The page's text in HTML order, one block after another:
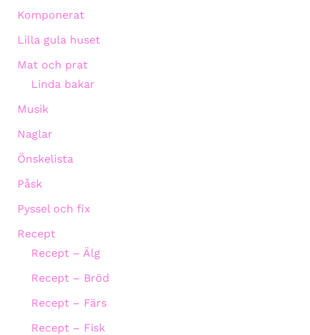
Komponerat
Lilla gula huset
Mat och prat
Linda bakar
Musik
Naglar
Önskelista
Påsk
Pyssel och fix
Recept
Recept – Älg
Recept – Bröd
Recept – Färs
Recept – Fisk